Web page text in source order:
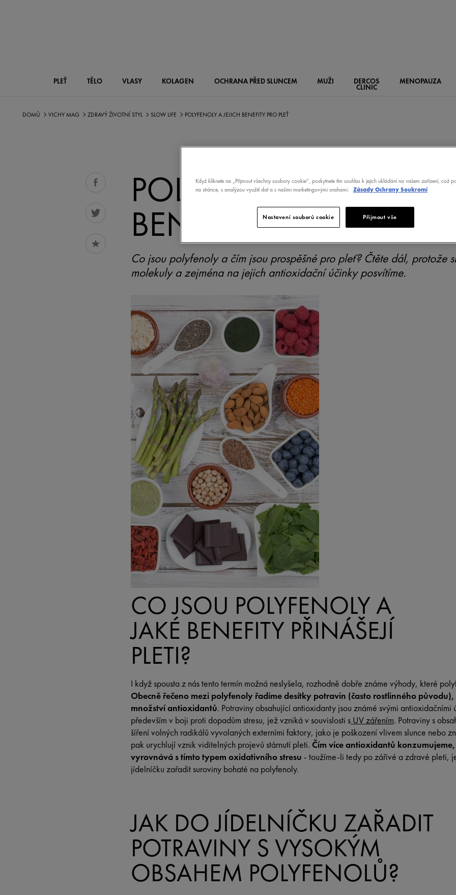
PLEŤ TĚLO VLASY KOLAGEN OCHRANA PŘED SLUNCEM MUŽI DERCOS
CLINIC
MENOPAUZA
DOMŮ VICHY MAG ZDRAVÝ ŽIVOTNÍ STYL SLOW LIFE POLYFENOLY A JEJICH BENEFITY PRO PLEŤ
POLYFENOLY A JEJICH
BENEFITY PRO PLEŤ
Co jsou polyfenoly a čím jsou prospěšné pro pleť? Čtěte dál, protože
molekuly a zejména na jejich antioxidační účinky posvítíme.
CO JSOU POLYFENOLY A
JAKÉ BENEFITY PŘINÁŠEJÍ
PLETI?
I když spousta z nás tento termín možná neslyšela, rozhodně dobře známe výhody, které
Obecně řečeno mezi polyfenoly řadíme desítky potravin (často rostlinného
množství antioxidantů. Potraviny obsahující antioxidanty jsou známé svými antioxidačními
především v boji proti dopadům stresu, jež vzniká v souvislosti sUV zářením. Potraviny s
šíření volných radikálů vyvolaných externími faktory, jako je poškození vlivem slunce nebo
pak urychlují vznik viditelných projevů stárnutí pleti. Čím více antioxidantů
vyrovnává s tímto typem oxidativního stresu - toužíme-li tedy po zářivé a zdravé pleti,
jídelníčku zařadit suroviny bohaté na polyfenoly.
JAK DO JÍDELNÍČKU ZAŘADIT
POTRAVINY S VYSOKÝM
OBSAHEM POLYFENOLŮ?
Když kliknete na „Přijmout všechny soubory cookie“, poskytnete tím souhlas k jejich ukládání na vašem zařízení, což
na stránce, s analýzou využití dat a s našimi marketingovými snahami.
Zásady Ochrany Soukromí
Nastavení souborů cookie Přijmout vše